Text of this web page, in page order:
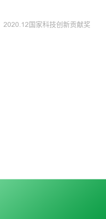
2020.12国家科技创新贡献奖